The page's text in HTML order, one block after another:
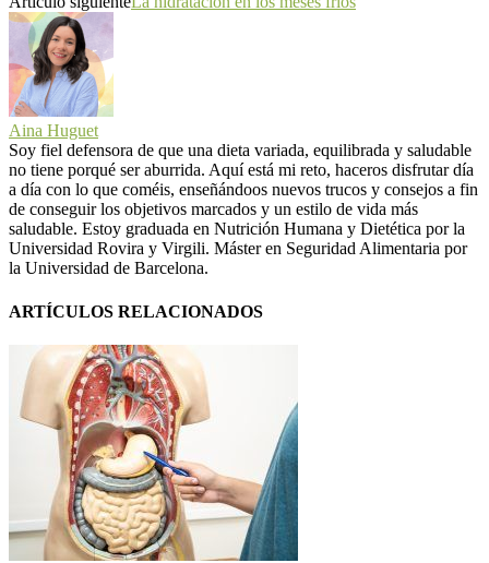
Aina Huguet
Soy fiel defensora de que una dieta variada, equilibrada y saludable
no tiene porqué ser aburrida. Aquí está mi reto, haceros disfrutar día
a día con lo que coméis, enseñándoos nuevos trucos y consejos a fin
de conseguir los objetivos marcados y un estilo de vida más
saludable. Estoy graduada en Nutrición Humana y Dietética por la
Universidad Rovira y Virgili. Máster en Seguridad Alimentaria por
la Universidad de Barcelona.
ARTÍCULOS RELACIONADOS